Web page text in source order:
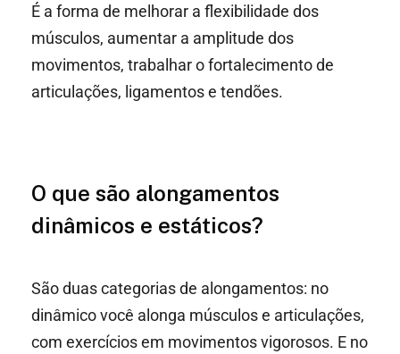
É a forma de melhorar a flexibilidade dos
músculos, aumentar a amplitude dos
movimentos, trabalhar o fortalecimento de
articulações, ligamentos e tendões.
O que são alongamentos
dinâmicos e estáticos?
São duas categorias de alongamentos: no
dinâmico você alonga músculos e articulações,
com exercícios em movimentos vigorosos. E no